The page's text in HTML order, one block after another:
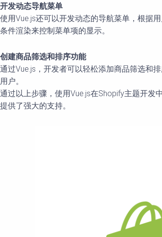
开发动态导航菜单
使用Vue.js还可以开发动态的导航菜单，根据
条件渲染来控制菜单项的显示。
创建商品筛选和排序功能
通过Vue.js，开发者可以轻松添加商品筛选和
用户。
通过以上步骤，使用Vue.js在Shopify主题开发
提供了强大的支持。